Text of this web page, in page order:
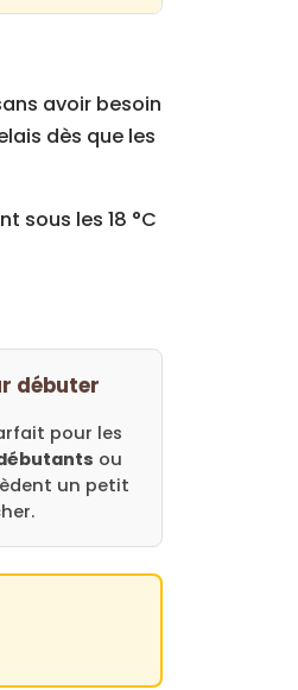
avoir besoin
dès que les
sous les 18 °C
débuter
pour les
ou
un petit